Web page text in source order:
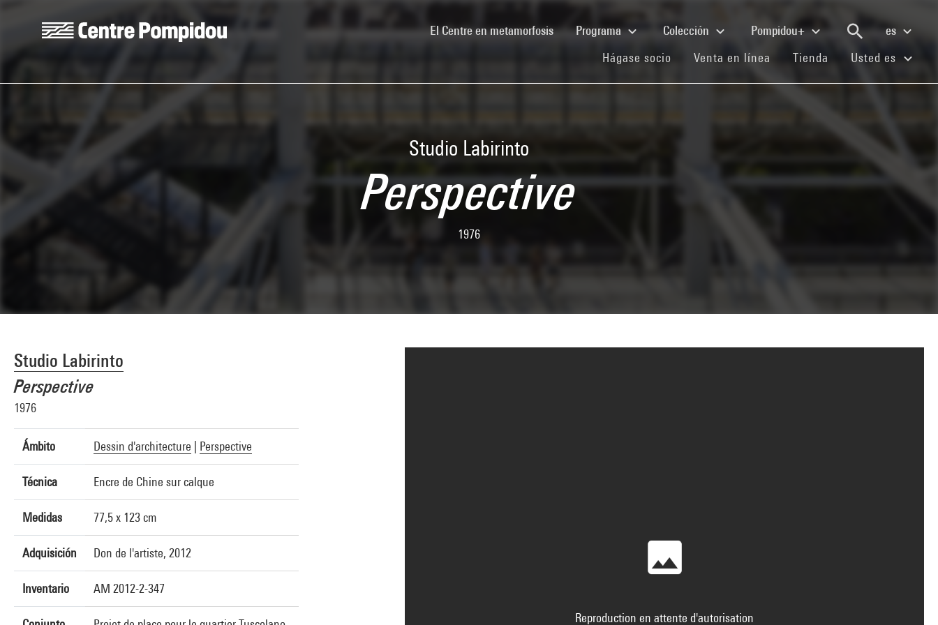
El Centre en metamorfosis(current)Programa Colección Pompidou+
es
Hágase socio (current)
Venta en línea (current)
Tienda (current)
Usted es
Studio Labirinto
Perspective
1976
Studio Labirinto
Perspective
1976
Ámbito Dessin d'architecture Perspective
Técnica Encre de Chine sur calque
Medidas 77,5 x 123 cm
Adquisición Don de l'artiste, 2012
Inventario AM 2012-2-347
Reproduction en attente d'autorisation